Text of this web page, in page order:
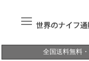
全国送料無料